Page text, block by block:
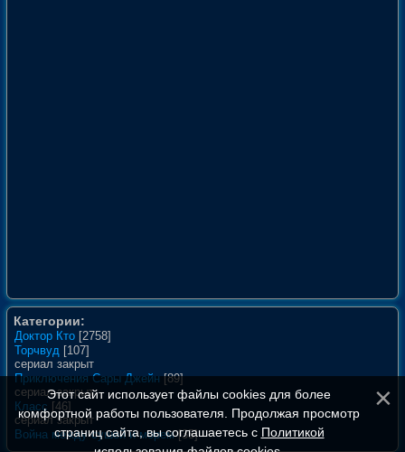
Категории:
Доктор Кто [2758]
Торчвуд [107]
сериал закрыт
Приключения Сары Джейн [89]
сериал закрыт
Класс [46]
сериал закрыт
Война между сушей и морем [35]
Этот сайт использует файлы cookies для более
комфортной работы пользователя. Продолжая просмотр
страниц сайта, вы соглашаетесь с Политикой